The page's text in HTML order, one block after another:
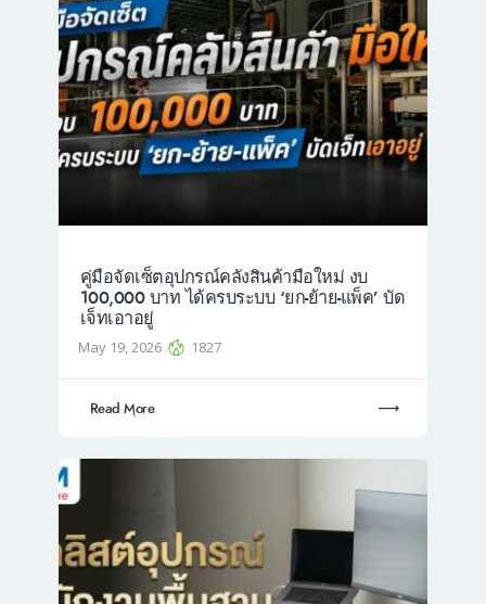
คู่มือจัดเซ็ตอุปกรณ์คลังสินค้ามือใหม่ งบ
100,000 บาท ได้ครบระบบ ‘ยก-ย้าย-แพ็ค’ บัด
เจ็ทเอาอยู่
May 19, 2026 1827
Read More